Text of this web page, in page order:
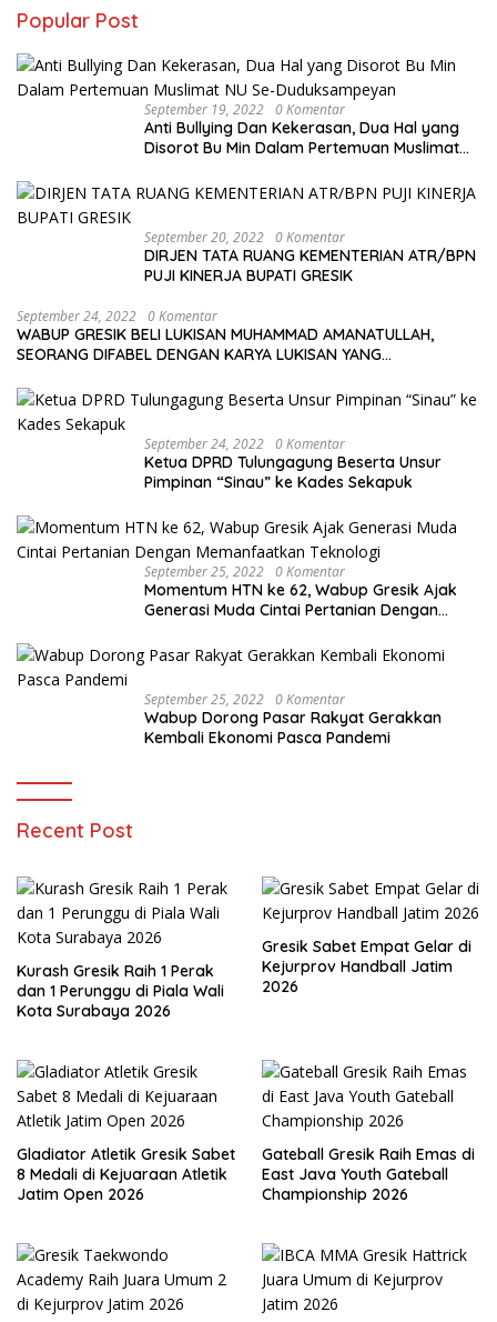
Popular Post
September 19, 2022 0 Komentar
Anti Bullying Dan Kekerasan, Dua Hal yang
Disorot Bu Min Dalam Pertemuan Muslimat
September 20, 2022 0 Komentar
DIRJEN TATA RUANG KEMENTERIAN ATR/BPN
PUJI KINERJA BUPATI GRESIK
September 24, 2022 0 Komentar
WABUP GRESIK BELI LUKISAN MUHAMMAD AMANATULLAH,
SEORANG DIFABEL DENGAN KARYA LUKISAN YANG
September 24, 2022 0 Komentar
Ketua DPRD Tulungagung Beserta Unsur
Pimpinan “Sinau” ke Kades Sekapuk
September 25, 2022 0 Komentar
Momentum HTN ke 62, Wabup Gresik Ajak
Generasi Muda Cintai Pertanian Dengan
September 25, 2022 0 Komentar
Wabup Dorong Pasar Rakyat Gerakkan
Kembali Ekonomi Pasca Pandemi
Recent Post
Kurash Gresik Raih 1 Perak
dan 1 Perunggu di Piala Wali
Kota Surabaya 2026
Gresik Sabet Empat Gelar di
Kejurprov Handball Jatim
2026
Gladiator Atletik Gresik Sabet
8 Medali di Kejuaraan Atletik
Jatim Open 2026
Gateball Gresik Raih Emas di
East Java Youth Gateball
Championship 2026